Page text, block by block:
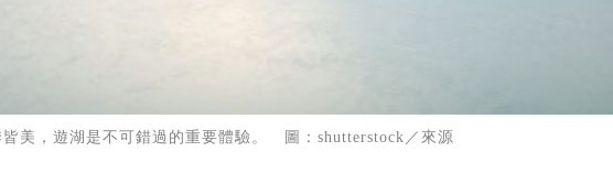
美，遊湖是不可錯過的重要體驗。 圖：shutterstock／來源